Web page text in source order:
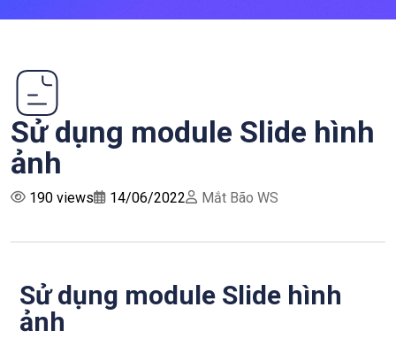
Sử dụng module Slide hình
ảnh
190 views 14/06/2022 Mắt Bão WS
Sử dụng module Slide hình
ảnh